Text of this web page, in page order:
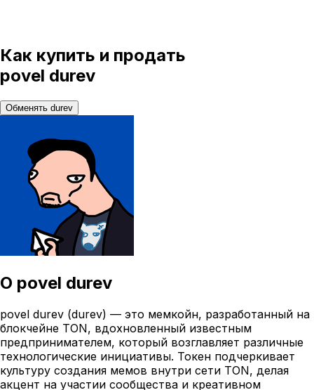
Как купить и продать
povel durev
Обменять durev
О povel durev
povel durev (durev) — это мемкойн, разработанный на
блокчейне TON, вдохновленный известным
предпринимателем, который возглавляет различные
технологические инициативы. Токен подчеркивает
культуру создания мемов внутри сети TON, делая
акцент на участии сообщества и креативном